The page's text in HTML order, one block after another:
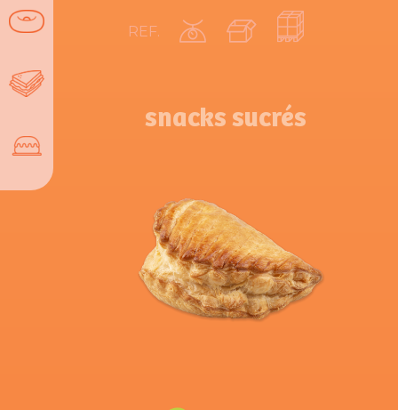
REF.
snacks sucrés